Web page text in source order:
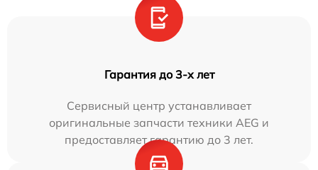
Гарантия до 3-х лет
Сервисный центр устанавливает
оригинальные запчасти техники AEG и
предоставляет гарантию до 3 лет.